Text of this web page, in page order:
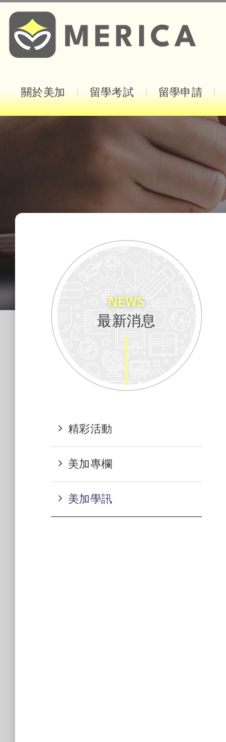
關於美加 留學考試 留學申請
NEWS
最新消息
精彩活動
美加專欄
美加學訊